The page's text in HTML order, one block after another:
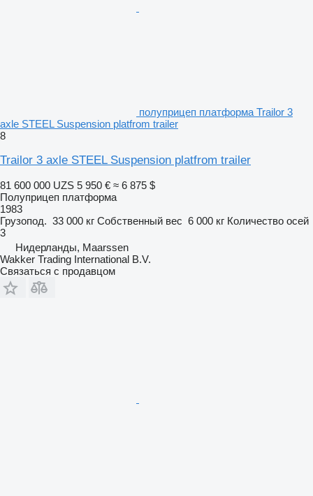
полуприцеп платформа Trailor 3
axle STEEL Suspension platfrom trailer
8
Trailor 3 axle STEEL Suspension platfrom trailer
81 600 000 UZS 5 950 € ≈ 6 875 $
Полуприцеп платформа
1983
Грузопод. 33 000 кг Собственный вес 6 000 кг Количество осей
3
Нидерланды, Maarssen
Wakker Trading International B.V.
Связаться с продавцом